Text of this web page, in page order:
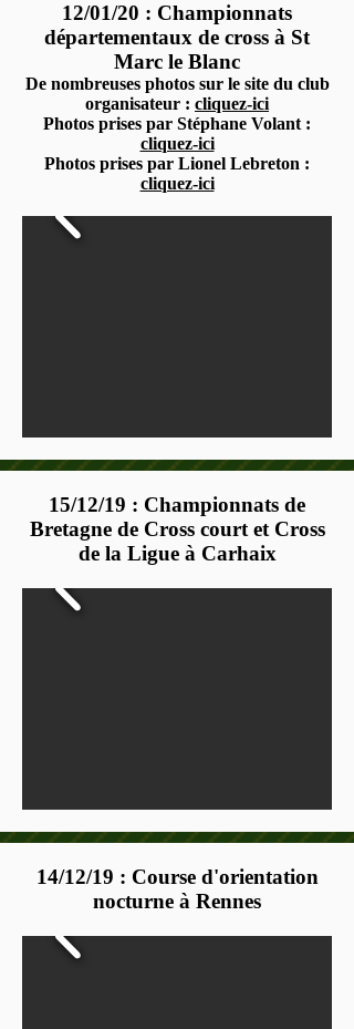
12/01/20 : Championnats
départementaux de cross à St
Marc le Blanc
De nombreuses photos sur le site du club
organisateur : cliquez-ici
Photos prises par Stéphane Volant :
cliquez-ici
Photos prises par Lionel Lebreton :
cliquez-ici
15/12/19 : Championnats de
Bretagne de Cross court et Cross
de la Ligue à Carhaix
14/12/19 : Course d'orientation
nocturne à Rennes